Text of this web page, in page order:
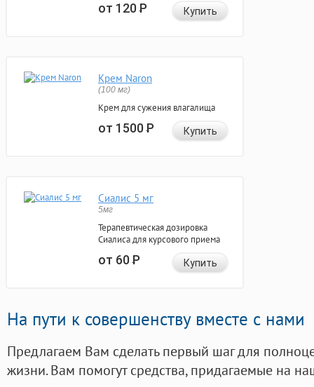
от 120Р Купить
Крем Naron
(100 мг)
Крем для сужения влагалища
от 1500Р Купить
Сиалис 5 мг
5мг
Терапевтическая дозировка
Сиалиса для курсового приема
от 60Р Купить
На пути к совершенству вместе с нами
Предлагаем Вам сделать первый шаг для
жизни. Вам помогут средства, придагаемые на